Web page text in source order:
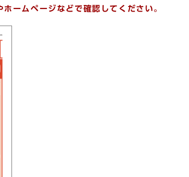
ームページなどで確認してください。